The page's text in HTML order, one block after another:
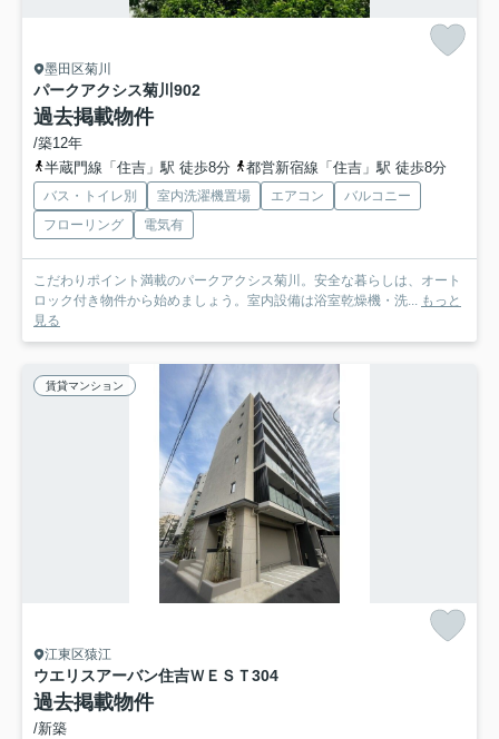
墨田区菊川
パークアクシス菊川 902
過去掲載物件
/築12年
半蔵門線「住吉」駅 徒歩8分
都営新宿線「住吉」駅 徒歩8分
バス・トイレ別 室内洗濯機置場 エアコン
バルコニー
フローリング
電気有
こだわりポイント満載のパークアクシス菊川。安全な暮らしは、オート
ロック付き物件から始めましょう。室内設備は浴室乾燥機・洗... もっと
見る
賃貸マンション
江東区猿江
ウエリスアーバン住吉ＷＥＳＴ304
過去掲載物件
/新築